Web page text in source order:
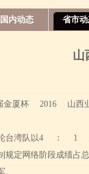
国内动态 省市
山
金厦杯 2016 山西
台湾队以4 ： 1
规定网络阶段成绩占
。